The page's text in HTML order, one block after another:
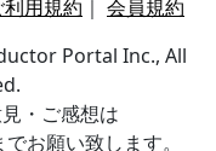
利用規約 ｜ 会員規約
Portal Inc., All
・ご感想は
でお願い致します。